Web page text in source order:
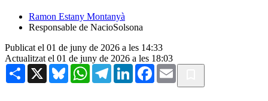
Ramon Estany Montanyà
Responsable de NacioSolsona
Publicat el 01 de juny de 2026 a les 14:33
Actualitzat el 01 de juny de 2026 a les 18:03
Share X BlueskyWhatsAppTelegramLinkedInFacebook
Email